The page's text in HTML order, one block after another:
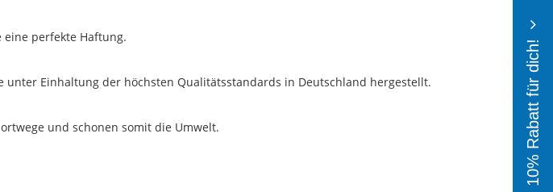
perfekte Haftung.
Einhaltung der höchsten Qualitätsstandards in Deutschland hergestellt.
und schonen somit die Umwelt.
10% Rabatt für dich!